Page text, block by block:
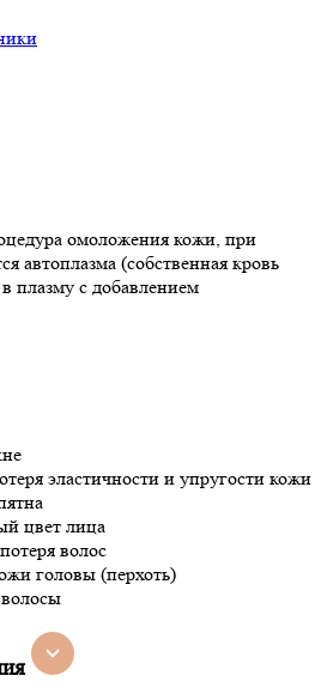
омоложения кожи, при
автоплазма (собственная кровь
плазму с добавлением
эластичности и упругости кожи
цвет лица
волос
головы (перхоть)